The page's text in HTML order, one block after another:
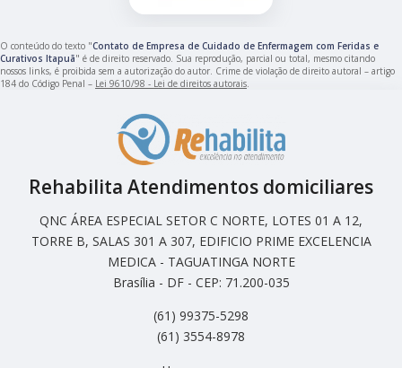
O conteúdo do texto "Contato de Empresa de Cuidado de Enfermagem com Feridas e
Curativos Itapuã" é de direito reservado. Sua reprodução, parcial ou total, mesmo citando
nossos links, é proibida sem a autorização do autor. Crime de violação de direito autoral – artigo
184 do Código Penal – Lei 9610/98 - Lei de direitos autorais
Rehabilita Atendimentos domiciliares
QNC ÁREA ESPECIAL SETOR C NORTE, LOTES 01 A 12,
TORRE B, SALAS 301 A 307, EDIFICIO PRIME EXCELENCIA
MEDICA - TAGUATINGA NORTE
Brasília - DF - CEP: 71.200-035
(61) 99375-5298
(61) 3554-8978